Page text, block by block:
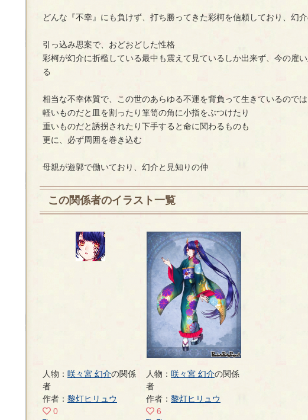
どんな『不幸』にも負けず、打ち勝ってきた彩柯を信頼しており、幻
引っ込み思案で、おどおどした性格
彩柯が幻介に折檻している最中も震えて見ているしか出来ず、今の雇
る
相当な不幸体質で、この世のあらゆる不運を背負って生きているので
軽いものだと皿を割ったり箪笥の角に小指をぶつけたり
重いものだと誘拐されたり下手すると命に関わるものも
更に、必ず周囲を巻き込む
母親が遊郭で働いており、幻介と見知りの仲
この関係者のイラスト一覧
人物： 咲々宮 幻介の関係
者
作者： 黎灯ヒリュウ
0
人物： 咲々宮 幻介の関係
者
作者： 黎灯ヒリュウ
6